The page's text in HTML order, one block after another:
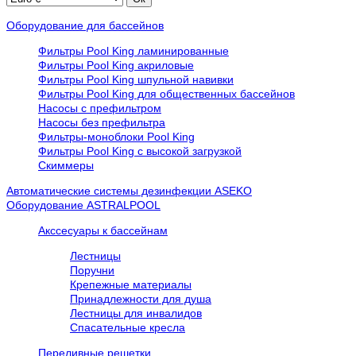
Оборудование для бассейнов
Фильтры Pool King ламинированные
Фильтры Pool King акриловые
Фильтры Pool King шпульной навивки
Фильтры Pool King для общественных бассейнов
Насосы с префильтром
Насосы без префильтра
Фильтры-моноблоки Pool King
Фильтры Pool King с высокой загрузкой
Скиммеры
Автоматические системы дезинфекции ASEKO
Оборудование ASTRALPOOL
Акссесуары к бассейнам
Лестницы
Поручни
Крепежные материалы
Принадлежности для душа
Лестницы для инвалидов
Спасательные кресла
Переливные решетки